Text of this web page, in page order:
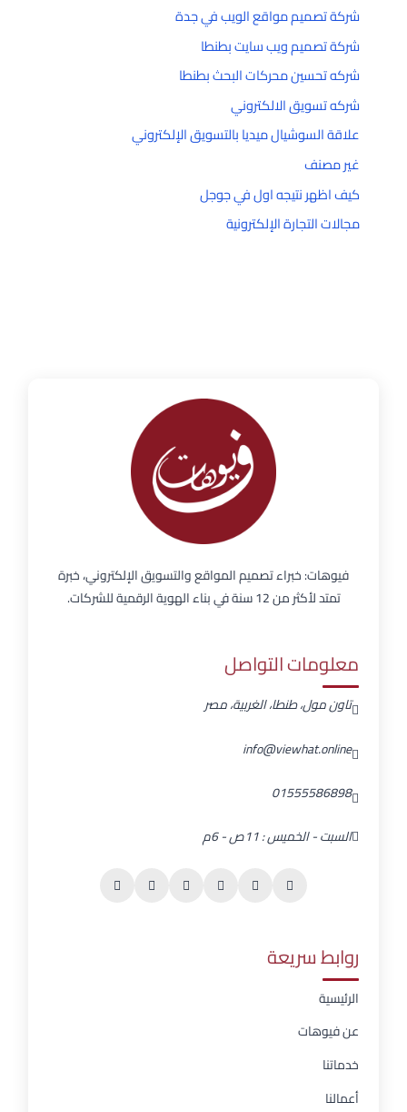
شركة تصميم مواقع الويب في جدة
شركة تصميم ويب سايت بطنطا
شركه تحسين محركات البحث بطنطا
شركه تسويق الالكتروني
علاقة السوشيال ميديا بالتسويق الإلكتروني
غير مصنف
كيف اظهر نتيجه اول في جوجل
مجالات التجارة الإلكترونية
فيوهات: خبراء تصميم المواقع والتسويق الإلكتروني، خبرة
تمتد لأكثر من 12 سنة في بناء الهوية الرقمية للشركات.
معلومات التواصل
تاون مول، طنطا، الغربية، مصر
info@viewhat.online
01555586898
السبت - الخميس : 11ص - 6م
روابط سريعة
الرئيسية
عن فيوهات
خدماتنا
أعمالنا